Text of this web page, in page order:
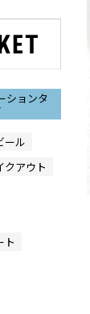
ションタ
ール
クアウト
ト